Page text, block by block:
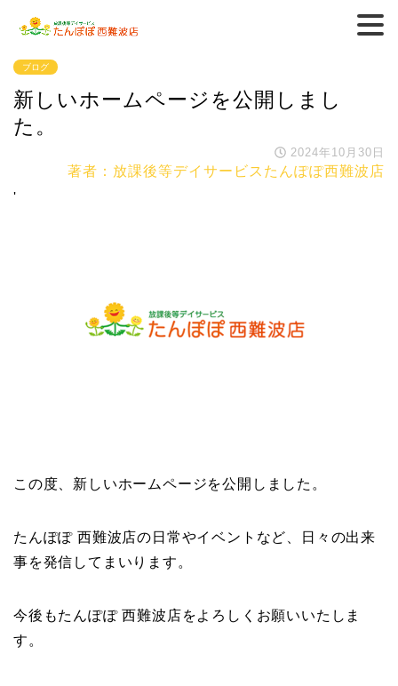
ブログ
新しいホームページを公開しまし
た。
2024年10月30日
著者：放課後等デイサービスたんぽぽ西難波店
'
この度、新しいホームページを公開しました。
たんぽぽ 西難波店の日常やイベントなど、日々の出来
事を発信してまいります。
今後もたんぽぽ 西難波店をよろしくお願いいたしま
す。